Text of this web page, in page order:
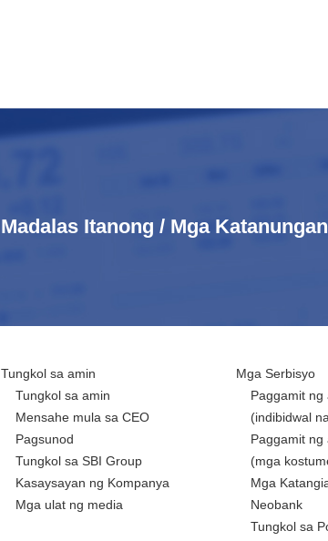
Madalas Itanong / Mga Katanungan
Tungkol sa amin
Tungkol sa amin
Mensahe mula sa CEO
Pagsunod
Tungkol sa SBI Group
Kasaysayan ng Kompanya
Mga ulat ng media
Mga Serbisyo
Paggamit ng
(indibidwal
Paggamit
(mga
Mga
Neobank
Tungkol sa